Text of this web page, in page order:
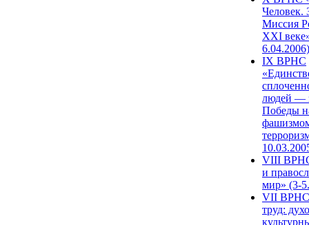
Человек.
Миссия
XXI
6.04.2006)
IX ВРНС
людей —
Победы
VIII
и
мир» (3-
VII ВРНС
труд: